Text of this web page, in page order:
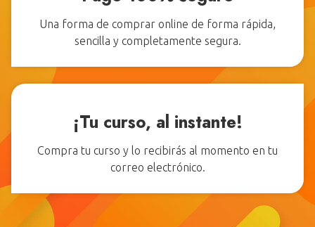
Una forma de comprar online de forma rápida,
sencilla y completamente segura.
¡Tu curso, al instante!
Compra tu curso y lo recibirás al momento en tu
correo electrónico.